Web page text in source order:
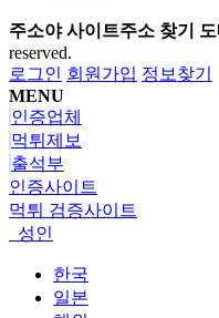
주소야 사이트주소 찾기
reserved.
로그인 회원가입 정보찾기
MENU
인증업체
먹튀제보
출석부
인증사이트
먹튀 검증사이트
성인
한국
일본